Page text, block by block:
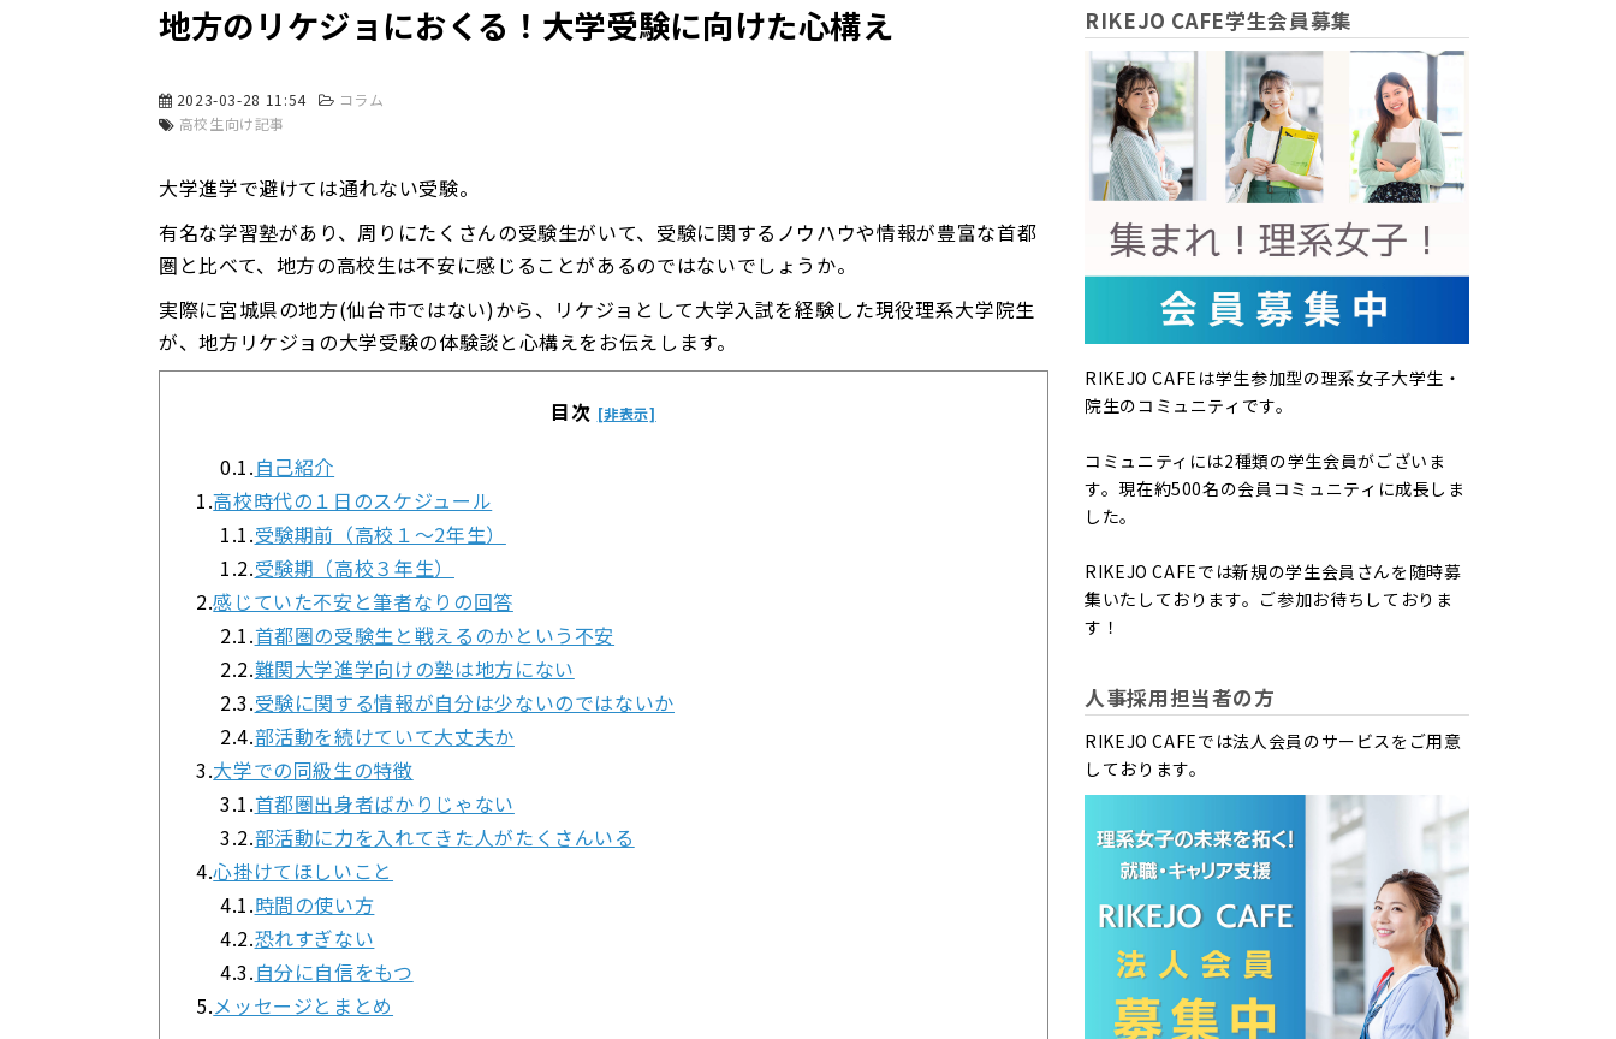
地方のリケジョにおくる！大学受験に向けた心構え
2023-03-28 11:54
コラム
高校生向け記事
大学進学で避けては通れない受験。
有名な学習塾があり、周りにたくさんの受験生がいて、受験に関するノウハウや情報が豊富な首都
圏と比べて、地方の高校生は不安に感じることがあるのではないでしょうか。
実際に宮城県の地方(仙台市ではない)から、リケジョとして大学入試を経験した現役理系大学院生
が、地方リケジョの大学受験の体験談と心構えをお伝えします。
目次 [非表示]
0.1.自己紹介
1.高校時代の１日のスケジュール
1.1.受験期前（高校１～2年生）
1.2.受験期（高校３年生）
2.感じていた不安と筆者なりの回答
2.1.首都圏の受験生と戦えるのかという不安
2.2.難関大学進学向けの塾は地方にない
2.3.受験に関する情報が自分は少ないのではないか
2.4.部活動を続けていて大丈夫か
3.大学での同級生の特徴
3.1.首都圏出身者ばかりじゃない
3.2.部活動に力を入れてきた人がたくさんいる
4.心掛けてほしいこと
4.1.時間の使い方
4.2.恐れすぎない
4.3.自分に自信をもつ
5.メッセージとまとめ
RIKEJO CAFE学生会員募集
RIKEJO CAFEは学生参加型の理系女子大学生・
院生のコミュニティです。
コミュニティには2種類の学生会員がございま
す。現在約500名の会員コミュニティに成長しま
した。
RIKEJO CAFEでは新規の学生会員さんを随時募
集いたしております。ご参加お待ちしておりま
す！
人事採用担当者の方
RIKEJO CAFEでは法人会員のサービスをご用意
しております。